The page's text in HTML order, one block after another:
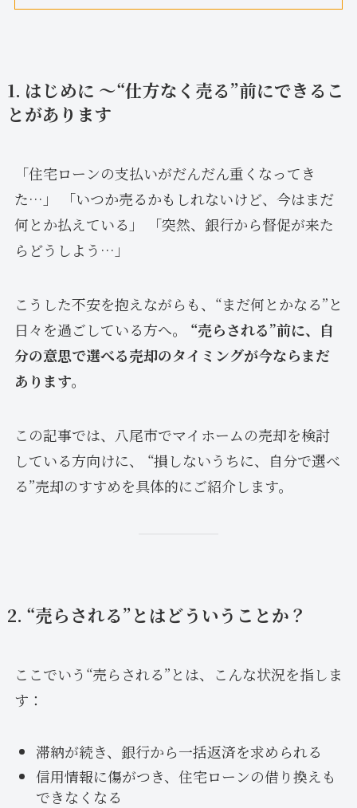
1. はじめに 〜“仕方なく売る”前にできるこ
とがあります
「住宅ローンの支払いがだんだん重くなってき
た…」 「いつか売るかもしれないけど、今はまだ
何とか払えている」 「突然、銀行から督促が来た
らどうしよう…」
こうした不安を抱えながらも、“まだ何とかなる”と
日々を過ごしている方へ。 “売らされる”前に、自
分の意思で選べる売却のタイミングが今ならまだ
あります。
この記事では、八尾市でマイホームの売却を検討
している方向けに、 “損しないうちに、自分で選べ
る”売却のすすめを具体的にご紹介します。
2. “売らされる”とはどういうことか？
ここでいう“売らされる”とは、こんな状況を指しま
す：
滞納が続き、銀行から一括返済を求められる
信用情報に傷がつき、住宅ローンの借り換えも
できなくなる